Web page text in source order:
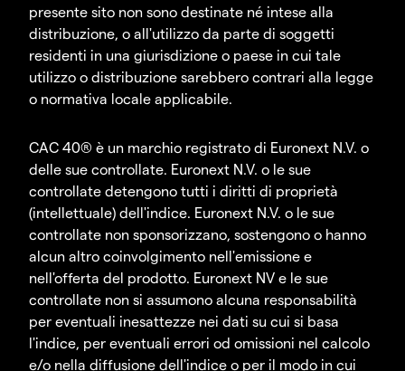
presente sito non sono destinate né intese alla
distribuzione, o all'utilizzo da parte di soggetti
residenti in una giurisdizione o paese in cui tale
utilizzo o distribuzione sarebbero contrari alla legge
o normativa locale applicabile.
CAC 40® è un marchio registrato di Euronext N.V. o
delle sue controllate. Euronext N.V. o le sue
controllate detengono tutti i diritti di proprietà
(intellettuale) dell'indice. Euronext N.V. o le sue
controllate non sponsorizzano, sostengono o hanno
alcun altro coinvolgimento nell'emissione e
nell'offerta del prodotto. Euronext NV e le sue
controllate non si assumono alcuna responsabilità
per eventuali inesattezze nei dati su cui si basa
l'indice, per eventuali errori od omissioni nel calcolo
e/o nella diffusione dell'indice o per il modo in cui